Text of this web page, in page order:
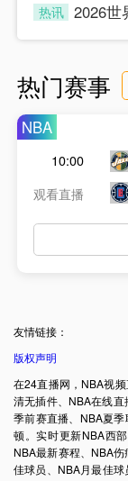
热讯 2026世
热门赛事
NBA
10:00
观看直播
友情链接：
版权声明
在24直播网，NBA视
清无插件、NBA在线
季前赛直播、NBA夏
顿。实时更新NBA西
NBA最新赛程、NBA
佳球员、NBA月最佳